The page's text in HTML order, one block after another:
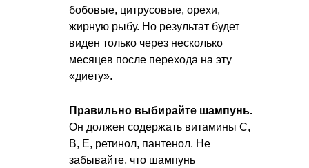
бобовые, цитрусовые, орехи,
жирную рыбу. Но результат будет
виден только через несколько
месяцев после перехода на эту
«диету».
Правильно выбирайте шампунь.
Он должен содержать витамины С,
В, Е, ретинол, пантенол. Не
забывайте, что шампунь